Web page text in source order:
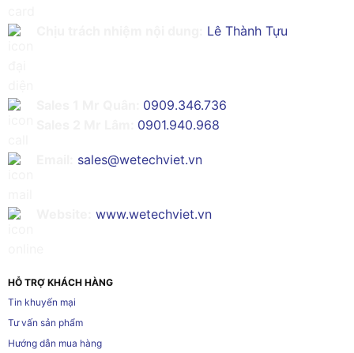
Lê Thành Tựu
0909.346.736
0901.940.968
sales@wetechviet.vn
www.wetechviet.vn
HỖ TRỢ KHÁCH HÀNG
Tin khuyến mại
Tư vấn sản phẩm
Hướng dẫn mua hàng